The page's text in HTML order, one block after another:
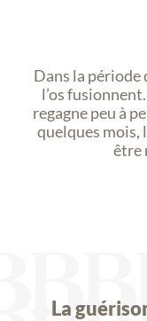
Dans la
l’os
regagne peu à
quelques mois,
être
La